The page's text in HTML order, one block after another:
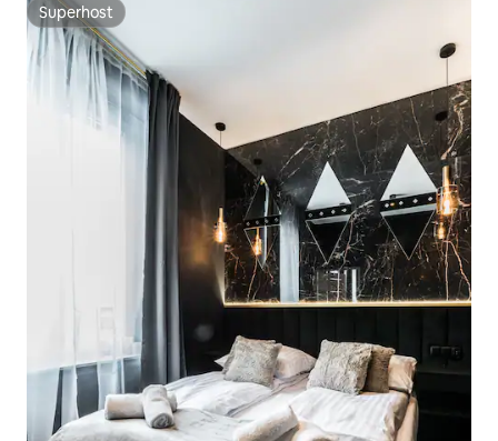
Superhost
Superhost